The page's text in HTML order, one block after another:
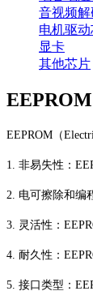
音视频解
电机驱
显卡
其他芯片
EEPROM
EEPROM（
1. 非易失性：
2. 电可擦除和编
3. 灵活性：
4. 耐久性：
5. 接口类型：